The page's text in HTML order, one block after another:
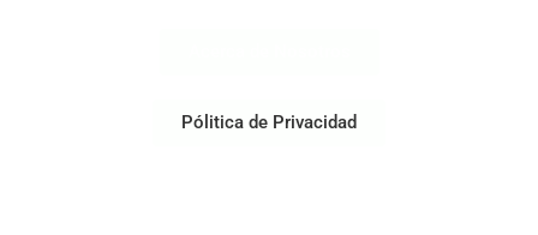
Pólitica de Privacidad